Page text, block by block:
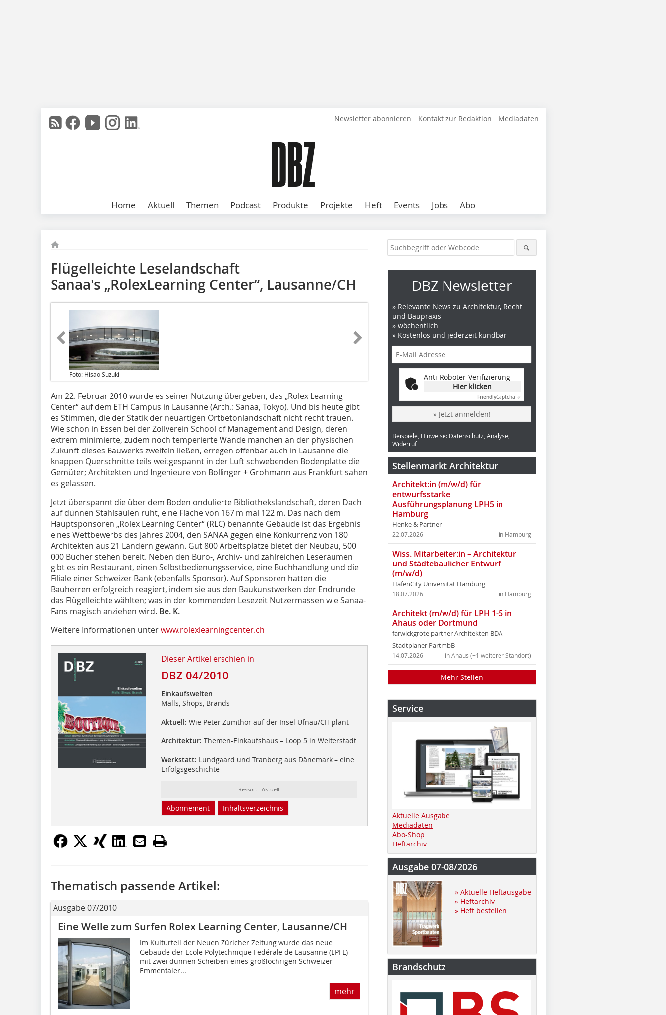
Newsletter abonnieren Kontakt zur Redaktion Mediadaten
Home Aktuell Themen Podcast Produkte Projekte Heft Events Jobs Abo
Flügelleichte Leselandschaft
Sanaa's „RolexLearning Center“, Lausanne/CH
Foto: Hisao Suzuki
Am 22. Februar 2010 wurde es seiner Nutzung übergeben, das „Rolex Learning
Center“ auf dem ETH Campus in Lausanne (Arch.: Sanaa, Tokyo). Und bis heute gibt
es Stimmen, die der Statik der neuartigen Ortbetonlandschaft nicht recht trauen.
Wie schon in Essen bei der Zollverein School of Management and Design, deren
extrem minimierte, zudem noch temperierte Wände manchen an der physischen
Zukunft dieses Bauwerks zweifeln ließen, erregen offenbar auch in Lausanne die
knappen Querschnitte teils weitgespannt in der Luft schwebenden Bodenplatte die
Gemüter; Architekten und Ingenieure von Bollinger + Grohmann aus Frankfurt sahen
es gelassen.
Jetzt überspannt die über dem Boden ondulierte Bibliothekslandschaft, deren Dach
auf dünnen Stahlsäulen ruht, eine Fläche von 167 m mal 122 m. Das nach dem
Hauptsponsoren „Rolex Learning Center“ (RLC) benannte Gebäude ist das Ergebnis
eines Wettbewerbs des Jahres 2004, den SANAA gegen eine Konkurrenz von 180
Architekten aus 21 Ländern gewann. Gut 800 Arbeitsplätze bietet der Neubau, 500
000 Bücher stehen bereit. Neben den Büro-, Archiv- und zahlreichen Leseräumen
gibt es ein Restaurant, einen Selbstbedienungsservice, eine Buchhandlung und die
Filiale einer Schweizer Bank (ebenfalls Sponsor). Auf Sponsoren hatten die
Bauherren erfolgreich reagiert, indem sie aus den Baukunstwerken der Endrunde
das Flügelleichte wählten; was in der kommenden Lesezeit Nutzermassen wie Sanaa-
Fans magisch anziehen wird. Be. K.
Weitere Informationen unterwww.rolexlearningcenter.ch
Dieser Artikel erschien in
DBZ 04/2010
Einkaufswelten
Malls, Shops, Brands
Aktuell: Wie Peter Zumthor auf der Insel Ufnau/CH plant
Architektur: Themen-Einkaufshaus – Loop 5 in Weiterstadt
Werkstatt: Lundgaard und Tranberg aus Dänemark – eine
Erfolgsgeschichte
Ressort: Aktuell
Abonnement Inhaltsverzeichnis
Thematisch passende Artikel:
Ausgabe 07/2010
Eine Welle zum Surfen Rolex Learning Center, Lausanne/CH
Im Kulturteil der Neuen Züricher Zeitung wur­de das neue
Gebäude der Ecole Polytechni­que Fedérale de Lausanne (EPFL)
mit zwei dünnen Scheiben eines großlöchrigen Schweizer
Emmentaler...
mehr
DBZ Newsletter
» Relevante News zu Architektur, Recht
und Baupraxis
» wöchentlich
» Kostenlos und jederzeit kündbar
Anti-Roboter-Verifizierung
Hier klicken
FriendlyCaptcha ⇗
» Jetzt anmelden!
Beispiele, Hinweise: Datenschutz, Analyse,
Widerruf
Stellenmarkt Architektur
Architekt:in (m/w/d) für
entwurfsstarke
Ausführungsplanung LPH5 in
Hamburg
Henke & Partner
in Hamburg
22.07.2026
Wiss. Mitarbeiter:in – Architektur
und Städtebaulicher Entwurf
(m/w/d)
HafenCity Universität Hamburg
in Hamburg
18.07.2026
Architekt (m/w/d) für LPH 1-5 in
Ahaus oder Dortmund
farwickgrote partner Architekten BDA
Stadtplaner PartmbB
in Ahaus (+1 weiterer Standort)
14.07.2026
Mehr Stellen
Service
Aktuelle Ausgabe
Mediadaten
Abo-Shop
Heftarchiv
Ausgabe 07-08/2026
» Aktuelle Heftausgabe
» Heftarchiv
» Heft bestellen
Brandschutz